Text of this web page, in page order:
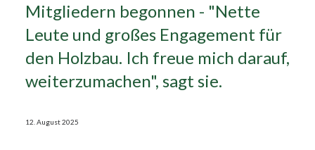
Mitgliedern begonnen - "Nette
Leute und großes Engagement für
den Holzbau. Ich freue mich darauf,
weiterzumachen", sagt sie.
12. August 2025